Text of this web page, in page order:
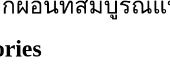
กผ่อนที่สมบูรณ์